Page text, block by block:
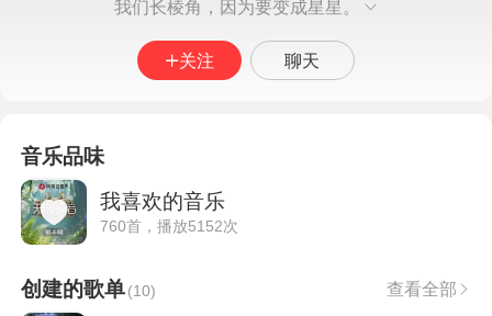
我们长棱角，因为要变成星星。
关注 聊天
音乐品味
我喜欢的音乐
760首，播放5152次
创建的歌单(10) 查看全部